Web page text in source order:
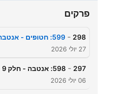
פרקים
298
- 599: חטופים - אנטבה חלק 10
27 יולי 2026
297
- 598: אנטבה - חלק 9 - הביתה
06 יולי 2026